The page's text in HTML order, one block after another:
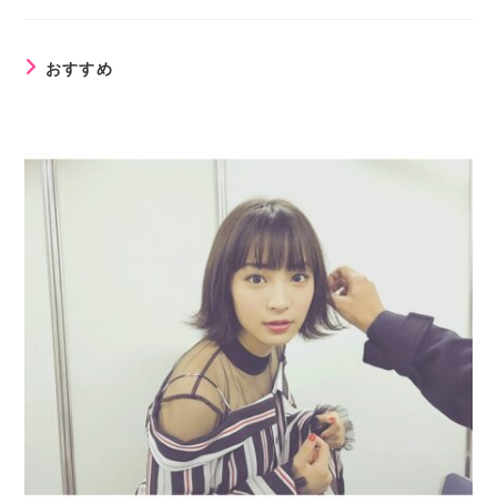
おすすめ